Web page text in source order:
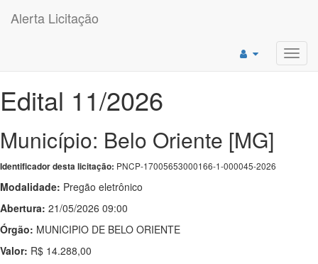
Alerta Licitação
Edital 11/2026
Município: Belo Oriente [MG]
Identificador desta licitação: PNCP-17005653000166-1-000045-2026
Modalidade: Pregão eletrônico
Abertura: 21/05/2026 09:00
Órgão: MUNICIPIO DE BELO ORIENTE
Valor: R$ 14.288,00